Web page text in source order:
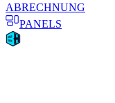
ABRECHNUNG
PANELS